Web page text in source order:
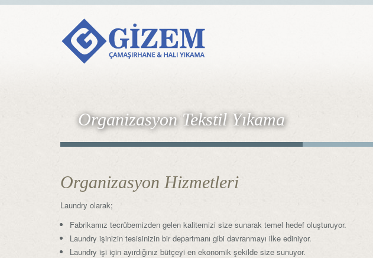
Organizasyon Tekstil Yıkama
Organizasyon Hizmetleri
Laundry olarak;
Fabrikamız tecrübemizden gelen kalitemizi size sunarak temel hedef oluşturuyor.
Laundry işinizin tesisinizin bir departmanı gibi davranmayı ilke ediniyor.
Laundry işi için ayırdığınız bütçeyi en ekonomik şekilde size sunuyor.